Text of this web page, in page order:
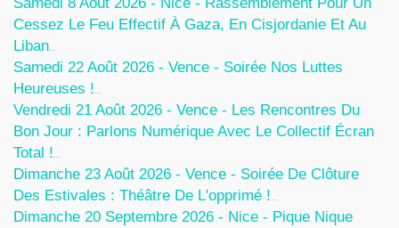
Cessez Le Feu Effectif À Gaza, En Cisjordanie Et Au
Liban
Samedi 22 Août 2026 - Vence - Soirée Nos Luttes
Heureuses !
Vendredi 21 Août 2026 - Vence - Les Rencontres Du
Bon Jour : Parlons Numérique Avec Le Collectif Écran
Total !
Dimanche 23 Août 2026 - Vence - Soirée De Clôture
Des Estivales : Théâtre De L'opprimé !
Dimanche 20 Septembre 2026 - Nice - Pique Nique